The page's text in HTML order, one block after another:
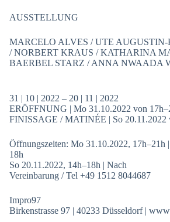
AUSSTELLUNG
MARCELO ALVES / UTE AUGUSTIN-
/ NORBERT KRAUS / KATHARINA
BAERBEL STARZ / ANNA NWAADA
31 | 10 | 2022 – 20 | 11 | 2022
ERÖFFNUNG | Mo 31.10.2022 von
FINISSAGE / MATINÉE | So 20.11.2022
Öffnungszeiten: Mo 31.10.2022, 17h–21h
18h
So 20.11.2022, 14h–18h | Nach
Vereinbarung / Tel +49 1512 8044687
Impro97
Birkenstrasse 97 | 40233 Düsseldorf |